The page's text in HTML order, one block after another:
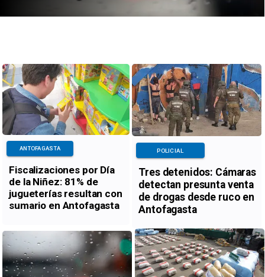
Fiscalizaciones por Día
de la Niñez: 81% de
jugueterías resultan con
sumario en Antofagasta
ANTOFAGASTA
Tres detenidos: Cámaras
detectan presunta venta
de drogas desde ruco en
Antofagasta
POLICIAL